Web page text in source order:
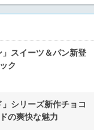
スイーツ＆パン新登
ク
シリーズ新作チョコ
の爽快な魅力